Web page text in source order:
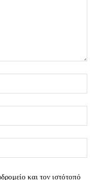
και τον ιστότοπό